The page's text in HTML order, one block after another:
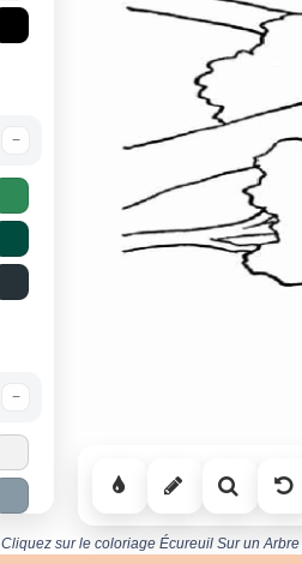
−
−
Cliquez sur le coloriage Écureuil Sur un Arbre